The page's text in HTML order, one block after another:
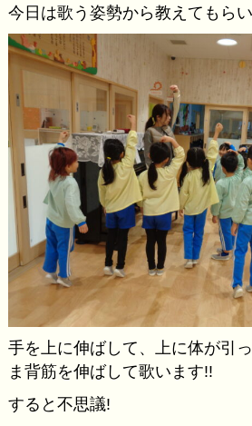
今日は歌う姿勢から教えてもら
手を上に伸ばして、上に体が引
ま背筋を伸ばして歌います!!
すると不思議!